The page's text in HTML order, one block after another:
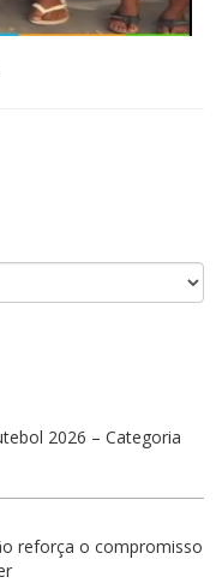
2026 – Categoria
reforça o compromisso